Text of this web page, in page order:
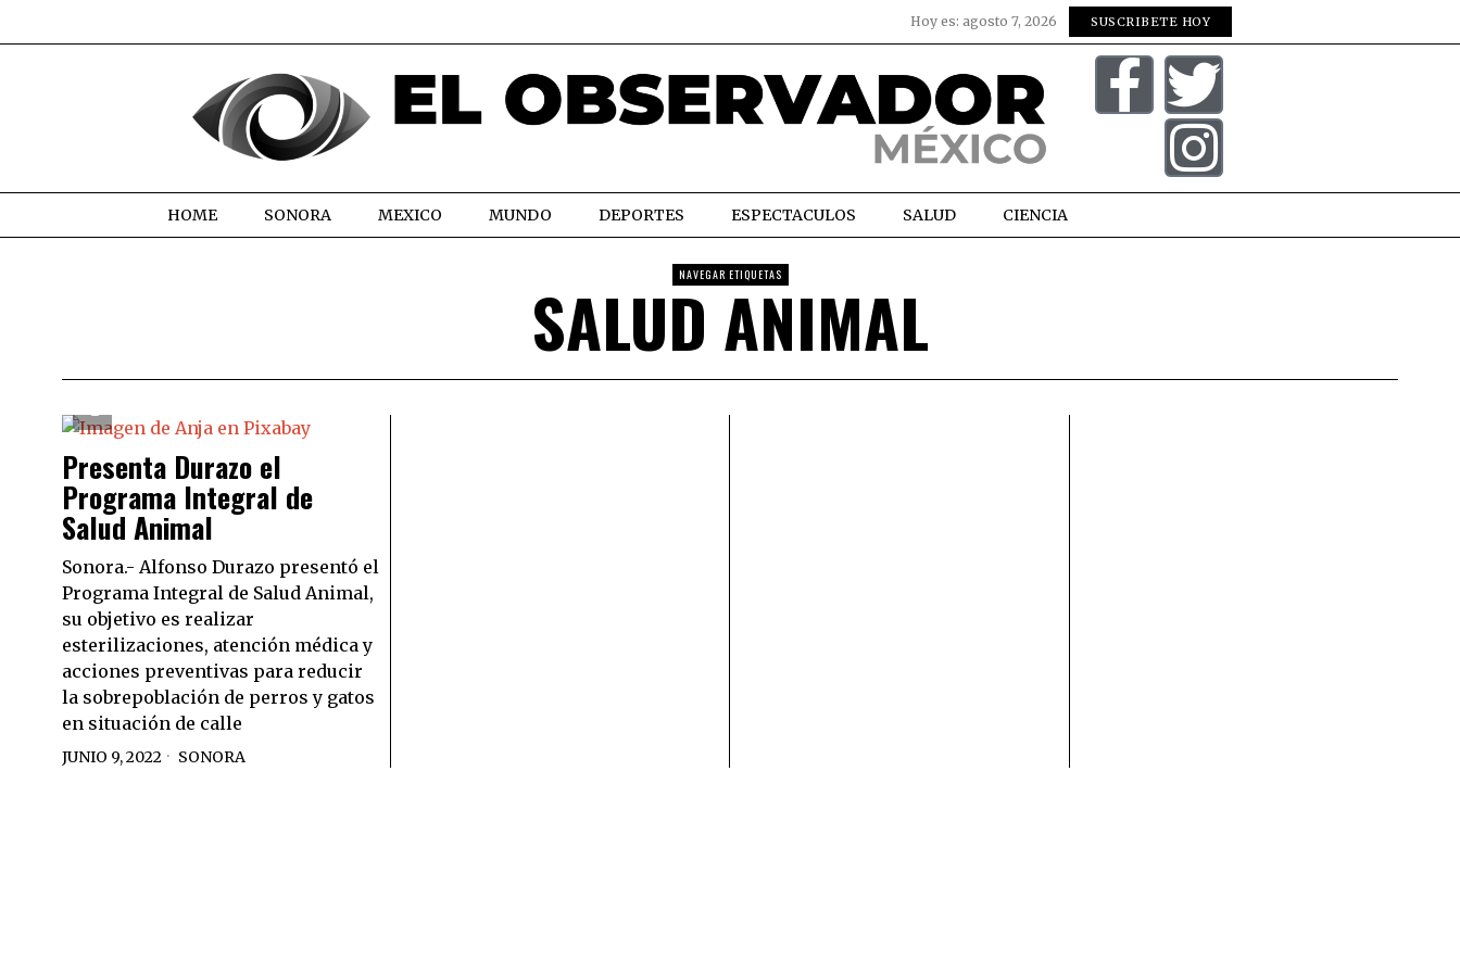
Hoy es: agosto 7, 2026 SUSCRIBETE HOY
HOME SONORA MEXICO MUNDO DEPORTES ESPECTACULOS SALUD CIENCIA
NAVEGAR ETIQUETAS
SALUD ANIMAL
Presenta Durazo el
Programa Integral de
Salud Animal
Sonora.- Alfonso Durazo presentó el
Programa Integral de Salud Animal,
su objetivo es realizar
esterilizaciones, atención médica y
acciones preventivas para reducir
la sobrepoblación de perros y gatos
en situación de calle
JUNIO 9, 2022 SONORA